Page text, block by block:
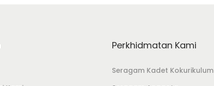
Perkhidmatan Kami
Seragam Kadet Kokurikulum